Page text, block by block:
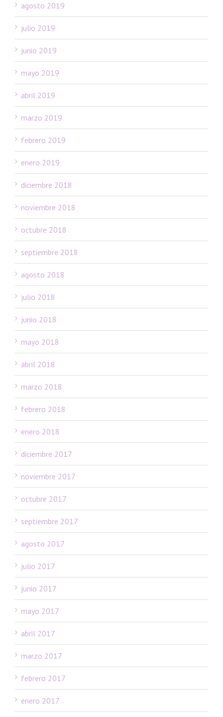
agosto 2019
julio 2019
junio 2019
mayo 2019
abril 2019
marzo 2019
febrero 2019
enero 2019
diciembre 2018
noviembre 2018
octubre 2018
septiembre 2018
agosto 2018
julio 2018
junio 2018
mayo 2018
abril 2018
marzo 2018
febrero 2018
enero 2018
diciembre 2017
noviembre 2017
octubre 2017
septiembre 2017
agosto 2017
julio 2017
junio 2017
mayo 2017
abril 2017
marzo 2017
febrero 2017
enero 2017